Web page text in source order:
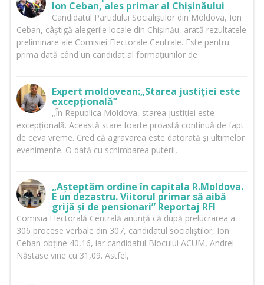
Ion Ceban, ales primar al Chișinăului
Candidatul Partidului Socialiștilor din Moldova, Ion
Ceban, câștigă alegerile locale din Chișinău, arată rezultatele
preliminare ale Comisiei Electorale Centrale. Este pentru
prima dată când un candidat al formațiunilor de
Expert moldovean:„Starea justiției este
excepțională”
„În Republica Moldova, starea justiției este
excepțională. Această stare foarte proastă continuă de fapt
de ceva vreme. Cred că agravarea este datorată și ultimelor
evenimente. O dată cu schimbarea puterii,
„Așteptăm ordine în capitala R.Moldova.
E un dezastru. Viitorul primar să aibă
grijă și de pensionari” Reportaj RFI
Comisia Electorală Centrală anunță că după prelucrarea a
306 procese verbale din 307, candidatul socialiștilor, Ion
Ceban obține 40,16, iar candidatul Blocului ACUM, Andrei
Năstase vine cu 31,09. Astfel,